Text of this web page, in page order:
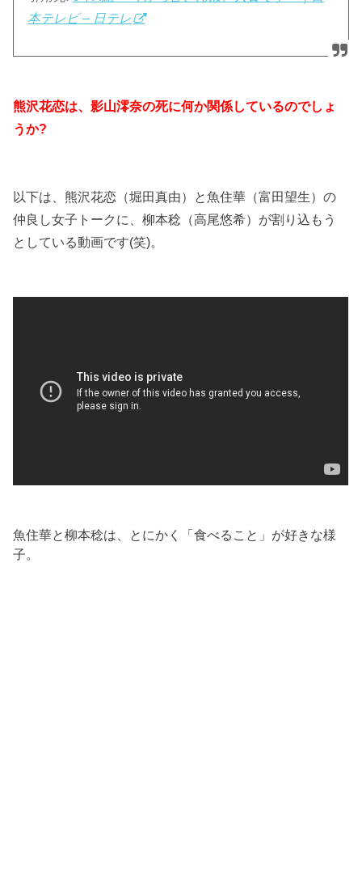
本テレビ – 日テレ
熊沢花恋は、影山澪奈の死に何か関係しているのでしょ
うか?
以下は、熊沢花恋（堀田真由）と魚住華（富田望生）の
仲良し女子トークに、柳本稔（高尾悠希）が割り込もう
としている動画です(笑)。
魚住華と柳本稔は、とにかく「食べること」が好きな様
子。